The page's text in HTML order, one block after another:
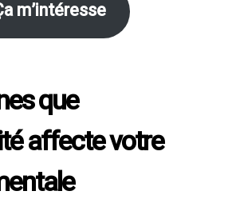
m’intéresse
que
affecte votre